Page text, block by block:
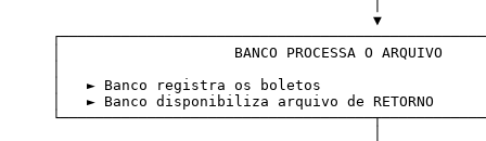
▼
│                    BANCO PROCESSA O
│   ► Banco registra os boletos
│   ► Banco disponibiliza arquivo de